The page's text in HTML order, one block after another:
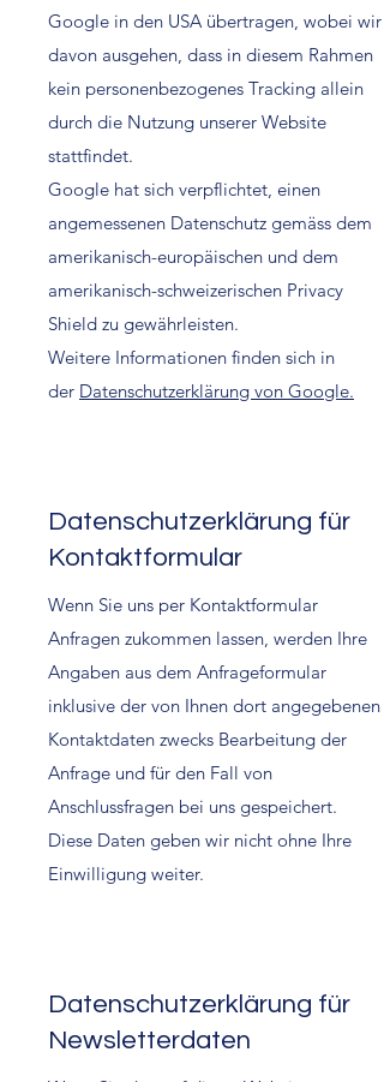
Google in den USA übertragen, wobei wir
davon ausgehen, dass in diesem Rahmen
kein personenbezogenes Tracking allein
durch die Nutzung unserer Website
stattfindet.
Google hat sich verpflichtet, einen
angemessenen Datenschutz gemäss dem
amerikanisch-europäischen und dem
amerikanisch-schweizerischen Privacy
Shield zu gewährleisten.
Weitere Informationen finden sich in
der Datenschutzerklärung von Google.
Datenschutzerklärung für
Kontaktformular
Wenn Sie uns per Kontaktformular
Anfragen zukommen lassen, werden Ihre
Angaben aus dem Anfrageformular
inklusive der von Ihnen dort angegebenen
Kontaktdaten zwecks Bearbeitung der
Anfrage und für den Fall von
Anschlussfragen bei uns gespeichert.
Diese Daten geben wir nicht ohne Ihre
Einwilligung weiter.
Datenschutzerklärung für
Newsletterdaten